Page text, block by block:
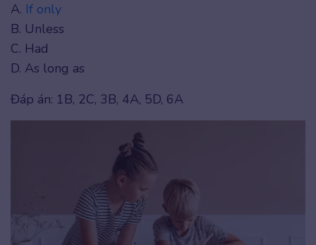
A. If only
B. Unless
C. Had
D. As long as
Đáp án: 1B, 2C, 3B, 4A, 5D, 6A